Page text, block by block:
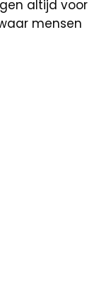
altijd voor
mensen